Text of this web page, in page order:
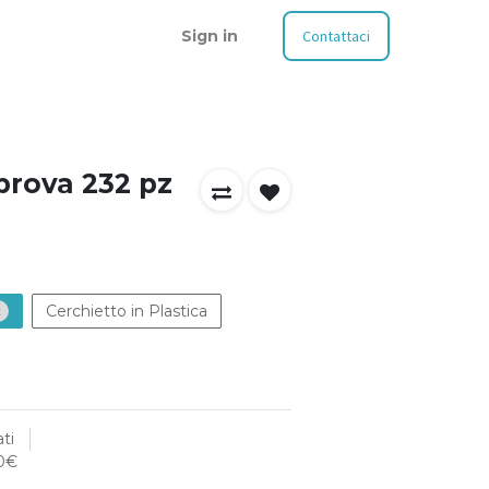
Sign in Contattaci
232 pz
Cerchietto in Plastica